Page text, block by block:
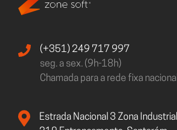
(+351) 249 717 997
seg. a sex. (9h-18h)
Chamada para a rede fixa nacional
Estrada Nacional 3 Zona Industrial Lote I-21 2330-